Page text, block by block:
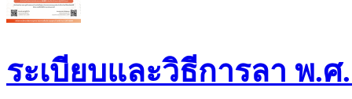
ระเบียบและวิธีการลา พ.ศ.